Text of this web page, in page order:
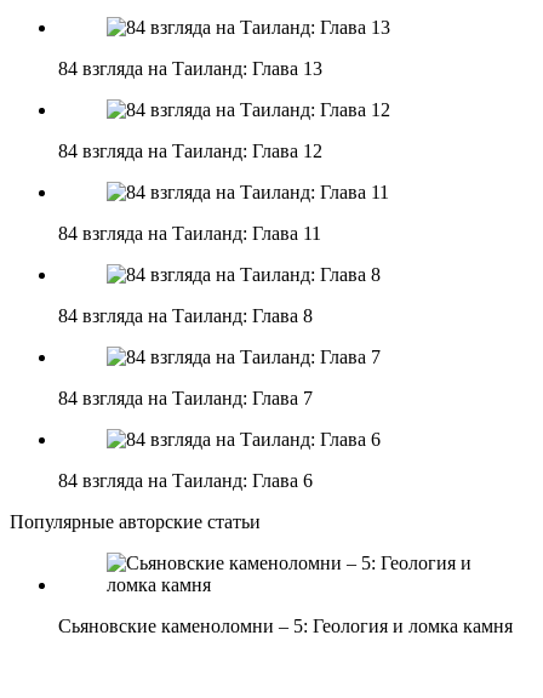
84 взгляда на Таиланд: Глава 13
84 взгляда на Таиланд: Глава 12
84 взгляда на Таиланд: Глава 11
84 взгляда на Таиланд: Глава 8
84 взгляда на Таиланд: Глава 7
84 взгляда на Таиланд: Глава 6
Популярные авторские статьи
Сьяновские каменоломни – 5: Геология и ломка камня